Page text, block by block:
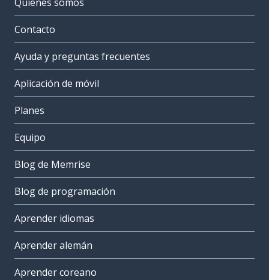
Contacto
Ayuda y preguntas frecuentes
Aplicación de móvil
Planes
Equipo
Blog de Memrise
Blog de programación
Aprender idiomas
Aprender alemán
Aprender coreano